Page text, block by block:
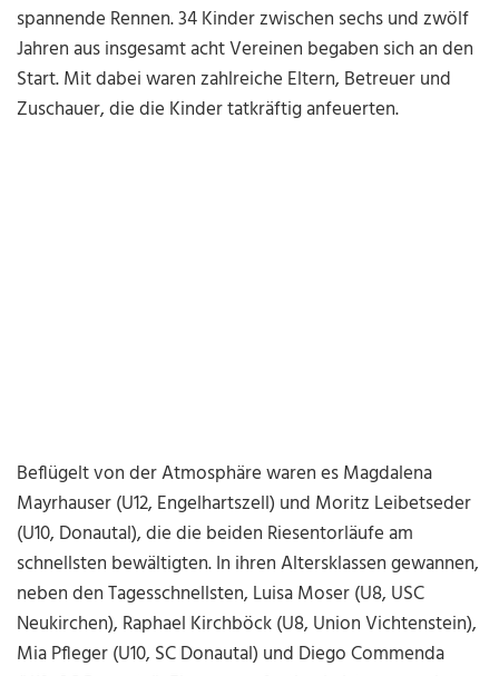
spannende Rennen. 34 Kinder zwischen sechs und zwölf
Jahren aus insgesamt acht Vereinen begaben sich an den
Start. Mit dabei waren zahlreiche Eltern, Betreuer und
Zuschauer, die die Kinder tatkräftig anfeuerten.
Beflügelt von der Atmosphäre waren es Magdalena
Mayrhauser (U12, Engelhartszell) und Moritz Leibetseder
(U10, Donautal), die die beiden Riesentorläufe am
schnellsten bewältigten. In ihren Altersklassen gewannen,
neben den Tagesschnellsten, Luisa Moser (U8, USC
Neukirchen), Raphael Kirchböck (U8, Union Vichtenstein),
Mia Pfleger (U10, SC Donautal) und Diego Commenda